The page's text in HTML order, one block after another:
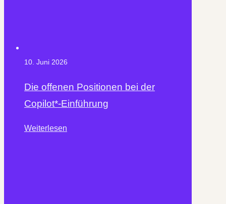
10. Juni 2026
Die offenen Positionen bei der
Copilot*-Einführung
Weiterlesen